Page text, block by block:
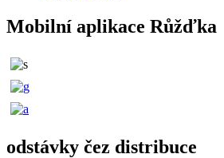
Mobilní aplikace Růžďka
odstávky čez distribuce